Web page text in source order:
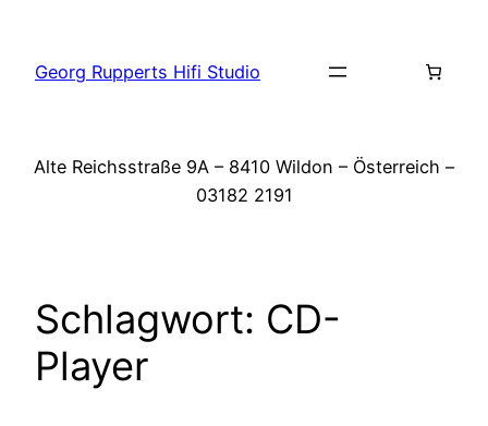
springen
Georg Rupperts Hifi Studio
Alte Reichsstraße 9A – 8410 Wildon – Österreich –
03182 2191
Schlagwort: CD-
Player